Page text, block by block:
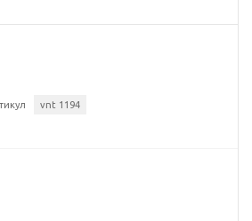
vnt 1194